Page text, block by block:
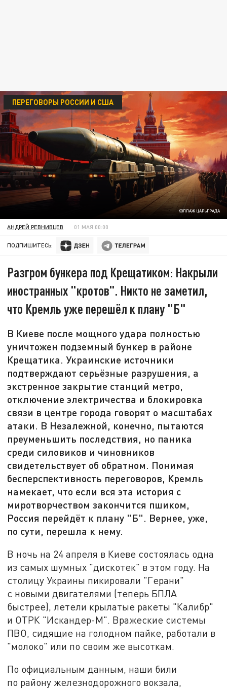
КОЛЛАЖ ЦАРЬГРАДА
ПЕРЕГОВОРЫ РОССИИ И США
АНДРЕЙ РЕВНИВЦЕВ 01 МАЯ 00:00
ПОДПИШИТЕСЬ:
Разгром бункера под Крещатиком: Накрыли
иностранных "кротов". Никто не заметил,
что Кремль уже перешёл к плану "Б"
В Киеве после мощного удара полностью
уничтожен подземный бункер в районе
Крещатика. Украинские источники
подтверждают серьёзные разрушения, а
экстренное закрытие станций метро,
отключение электричества и блокировка
связи в центре города говорят о масштабах
атаки. В Незалежной, конечно, пытаются
преуменьшить последствия, но паника
среди силовиков и чиновников
свидетельствует об обратном. Понимая
бесперспективность переговоров, Кремль
намекает, что если вся эта история с
миротворчеством закончится пшиком,
Россия перейдёт к плану "Б". Вернее, уже,
по сути, перешла к нему.
В ночь на 24 апреля в Киеве состоялась одна
из самых шумных "дискотек" в этом году. На
столицу Украины пикировали "Герани"
с новыми двигателями (теперь БПЛА
быстрее), летели крылатые ракеты "Калибр"
и ОТРК "Искандер-М". Вражеские системы
ПВО, сидящие на голодном пайке, работали в
"молоко" или по своим же высоткам.
По официальным данным, наши били
по району железнодорожного вокзала,